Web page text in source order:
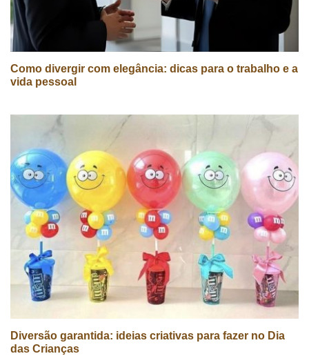
Como divergir com elegância: dicas para o trabalho e a
vida pessoal
Diversão garantida: ideias criativas para fazer no Dia
das Crianças